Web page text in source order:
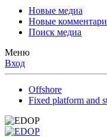
Новые медиа
Новые
Поиск медиа
Меню
Вход
Offshore
Fixed platform and